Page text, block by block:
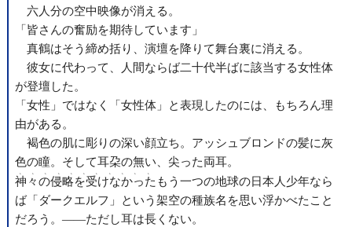
六人分の空中映像が消える。
「皆さんの奮励を期待しています」
真鶴はそう締め括り、演壇を降りて舞台裏に消える。
彼女に代わって、人間ならば二十代半ばに該当する女性体
が登壇した。
「女性」ではなく「女性体」と表現したのには、もちろん理
由がある。
褐色の肌に彫りの深い顔立ち。アッシュブロンドの髪に灰
色の瞳。そして耳朶の無い、尖った両耳。
神々の侵略を受けなかった
、、、、、、、、、、、
もう一つの地球の日本人少年なら
ば「ダークエルフ」という架空の種族名を思い浮かべたこと
だろう。――ただし耳は長くない。